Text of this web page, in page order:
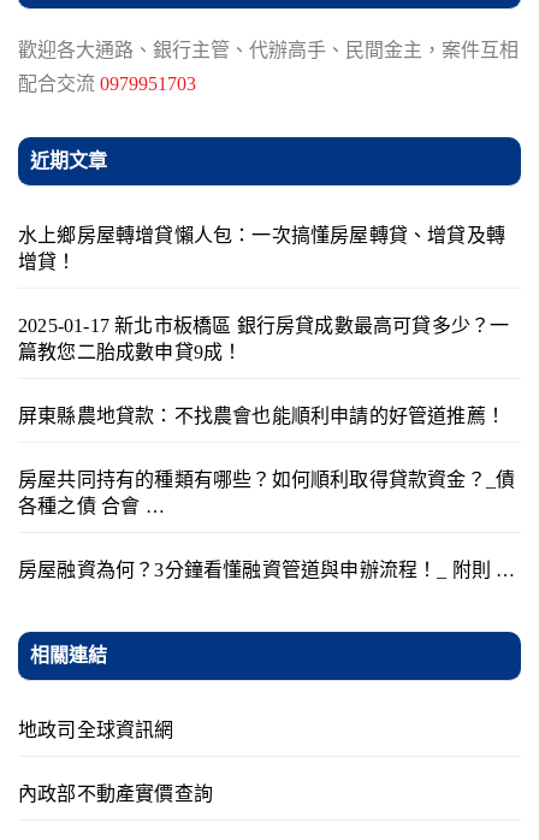
歡迎各大通路、銀行主管、代辦高手、民間金主，案件互相
配合交流 0979951703
近期文章
水上鄉房屋轉增貸懶人包：一次搞懂房屋轉貸、增貸及轉
增貸！
2025-01-17 新北市板橋區 銀行房貸成數最高可貸多少？一
篇教您二胎成數申貸9成！
屏東縣農地貸款：不找農會也能順利申請的好管道推薦！
房屋共同持有的種類有哪些？如何順利取得貸款資金？_債
各種之債 合會 …
房屋融資為何？3分鐘看懂融資管道與申辦流程！_ 附則 …
相關連結
地政司全球資訊網
內政部不動產實價查詢